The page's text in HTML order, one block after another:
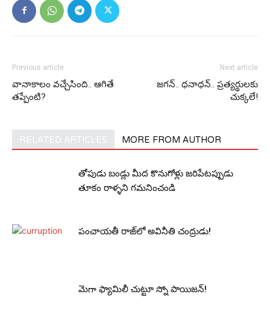
Previous article
వానాకాలం వచ్చేసింది.. ఆగితే
తప్పేంటి?
Next article
జ‌గ‌న్‌.. ధ‌నాధ‌న్‌.. ప్ర‌త్య‌ర్థుల‌‌కు
చుక్క‌లే!
RELATED ARTICLES MORE FROM AUTHOR
తోపుడు బండ్లు మీద కొనుగోళ్లు జరిపేటప్పుడు
తూకం రాళ్ళని గమనించండి
పంచాయ‌తీ రాజ్‌లో అవినీతి చంద్రుడు!
మెగా ఫ్యామిలీ చుట్టూ స్నో పాయిజ‌న్‌!